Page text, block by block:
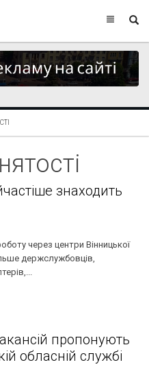
знаходить
через центри Вінницької
держслужбовців,
пропонують
обласній службі